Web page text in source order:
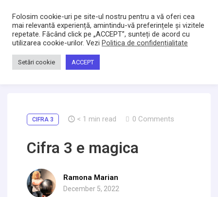
Bacltd
Locuri de munca
CIFRA 3 < 1 min read 0 Comments
Cifra 3 e magica
Ramona Marian
December 5, 2022
Folosim cookie-uri pe site-ul nostru pentru a vă oferi cea
mai relevantă experiență, amintindu-vă preferințele și vizitele
repetate. Făcând click pe „ACCEPT”, sunteți de acord cu
utilizarea cookie-urilor. Vezi Politica de confidențialitate
Setări cookie ACCEPT